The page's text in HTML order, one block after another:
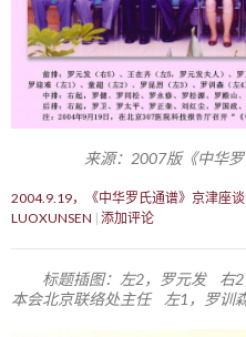
来源：2007版《中华
2004.9.19，《中华罗氏通谱》京津座
LUOXUNSEN 添加评论
标题插图：左2，罗元发 右
本会北京联络处主任 左1，罗训